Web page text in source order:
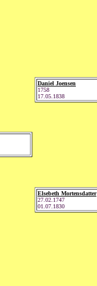
Daniel Joensen
1758
17.05.1838
Elsebeth Mortensdatter
27.02.1747
01.07.1830